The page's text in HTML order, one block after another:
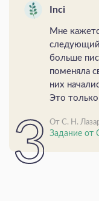
Inci
Мне
больше
поменяла
них
Это только
От С. Н.
Задание от